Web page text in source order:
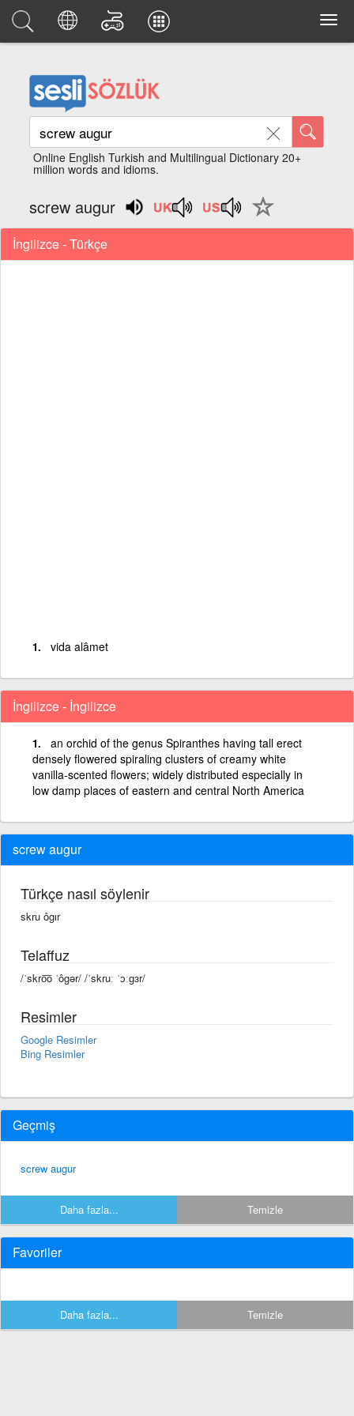
Online English Turkish and Multilingual Dictionary 20+
million words and idioms.
screw augur
İngilizce - Türkçe
vida alâmet
İngilizce - İngilizce
an orchid of the genus Spiranthes having tall erect
densely flowered spiraling clusters of creamy white
vanilla-scented flowers; widely distributed especially in
low damp places of eastern and central North America
screw augur
Türkçe nasıl söylenir
skru ôgır
Telaffuz
/ˈskro͞o ˈôgər/ /ˈskruː ˈɔːɡɜr/
Resimler
Google Resimler
Bing Resimler
Geçmiş
screw augur
Daha fazla... Temizle
Favoriler
Daha fazla... Temizle